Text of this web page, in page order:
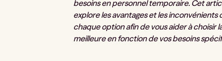
besoins en personnel temporaire. Cet
explore les avantages et les inconvénients
chaque option afin de vous aider à choisir
meilleure en fonction de vos besoins